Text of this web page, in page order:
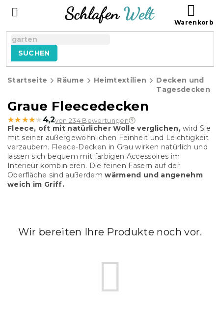
SUCHEN
Startseite Räume Heimtextilien
Decken und
Tagesdecken
Graue Fleecedecken
★★★★★
★★★★★ 4,2von 234 Bewertungen
Fleece, oft mit natürlicher Wolle verglichen, wird Sie
mit seiner außergewöhnlichen Feinheit und Leichtigkeit
verzaubern. Fleece-Decken in Grau wirken natürlich und
lassen sich bequem mit farbigen Accessoires im
Interieur kombinieren. Die feinen Fasern auf der
Oberfläche sind außerdemwärmend und angenehm
weich im Griff.
Wir bereiten Ihre Produkte noch vor.